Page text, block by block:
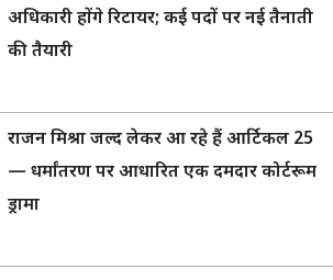
अधिकारी होंगे रिटायर; कई पदों पर नई तैनाती
की तैयारी
राजन मिश्रा जल्द लेकर आ रहे हैं आर्टिकल 25
— धर्मांतरण पर आधारित एक दमदार कोर्टरूम
ड्रामा